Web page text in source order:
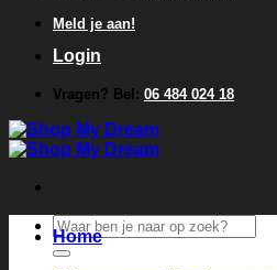
Meld je aan!
Login
Vragen? Bel: 06 484 024 18
Zoeken
naar:
Home